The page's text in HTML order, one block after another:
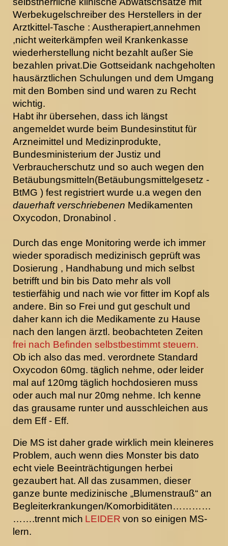
Werbekugelschreiber des Herstellers in der
Arztkittel-Tasche : Austherapiert,annehmen
,nicht weiterkämpfen weil Krankenkasse
wiederherstellung nicht bezahlt außer Sie
bezahlen privat.Die Gottseidank nachgeholten
hausärztlichen Schulungen und dem Umgang
mit den Bomben sind und waren zu Recht
wichtig.
Habt ihr übersehen, dass ich längst
angemeldet wurde beim Bundesinstitut für
Arzneimittel und Medizinprodukte,
Bundesministerium der Justiz und
Verbraucherschutz und so auch wegen den
Betäubungsmitteln(Betäubungsmittelgesetz -
BtMG ) fest registriert wurde u.a wegen den
dauerhaft verschriebenen Medikamenten
Oxycodon, Dronabinol .
Durch das enge Monitoring werde ich immer
wieder sporadisch medizinisch geprüft was
Dosierung , Handhabung und mich selbst
betrifft und bin bis Dato mehr als voll
testierfähig und nach wie vor fitter im Kopf als
andere. Bin so Frei und gut geschult und
daher kann ich die Medikamente zu Hause
nach den langen ärztl. beobachteten Zeiten
frei nach Befinden selbstbestimmt steuern.
Ob ich also das med. verordnete Standard
Oxycodon 60mg. täglich nehme, oder leider
mal auf 120mg täglich hochdosieren muss
oder auch mal nur 20mg nehme. Ich kenne
das grausame runter und ausschleichen aus
dem Eff - Eff.
Die MS ist daher grade wirklich mein kleineres
Problem, auch wenn dies Monster bis dato
echt viele Beeinträchtigungen herbei
gezaubert hat. All das zusammen, dieser
ganze bunte medizinische „Blumenstrauß“ an
Begleiterkrankungen/Komorbiditäten…………
…….trennt mich LEIDER von so einigen MS-
lern.